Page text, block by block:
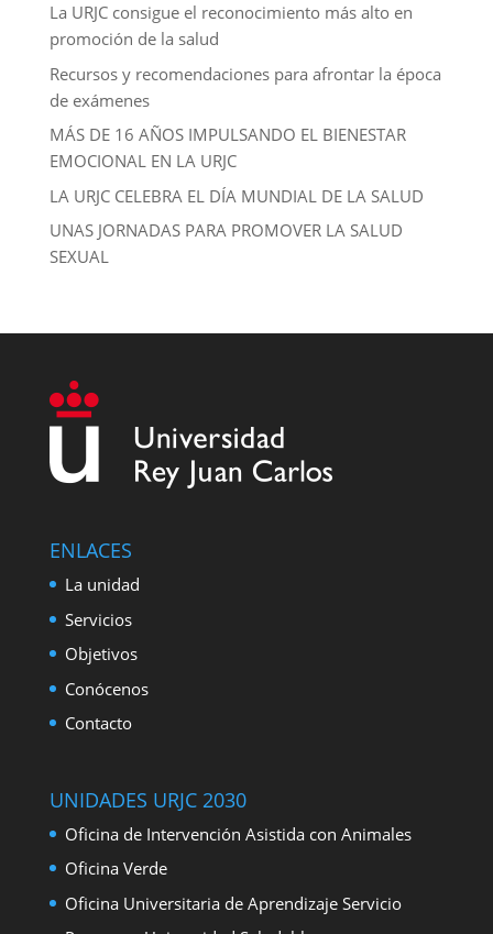
La URJC consigue el reconocimiento más alto en
promoción de la salud
Recursos y recomendaciones para afrontar la época
de exámenes
MÁS DE 16 AÑOS IMPULSANDO EL BIENESTAR
EMOCIONAL EN LA URJC
LA URJC CELEBRA EL DÍA MUNDIAL DE LA SALUD
UNAS JORNADAS PARA PROMOVER LA SALUD
SEXUAL
ENLACES
La unidad
Servicios
Objetivos
Conócenos
Contacto
UNIDADES URJC 2030
Oficina de Intervención Asistida con Animales
Oficina Verde
Oficina Universitaria de Aprendizaje Servicio